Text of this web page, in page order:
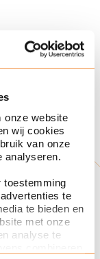
onze website
wij cookies
van onze
analyseren.
toestemming
te
te bieden en
met onze
analyse te